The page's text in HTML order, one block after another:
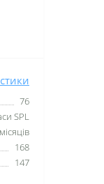
76
SPL
168
147